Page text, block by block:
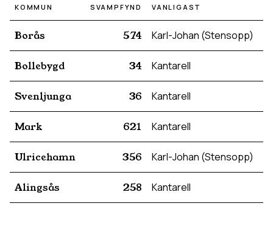
KOMMUN SVAMPFYND VANLIGAST
Borås 574 Karl-Johan (Stensopp)
Bollebygd 34 Kantarell
Svenljunga 36 Kantarell
Mark 621 Kantarell
Ulricehamn 356 Karl-Johan (Stensopp)
Alingsås 258 Kantarell